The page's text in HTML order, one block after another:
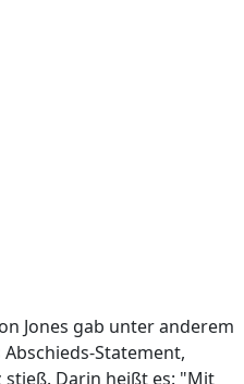
Jones gab unter anderem
Statement,
stieß. Darin heißt es: "Mit